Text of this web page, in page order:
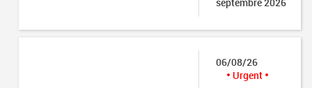
06/08/26
Urgent